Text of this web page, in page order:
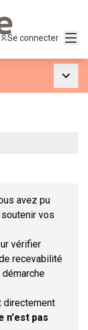
Se connecter
avez pu
vos
vérifier
recevabilité
directement
n'est pas